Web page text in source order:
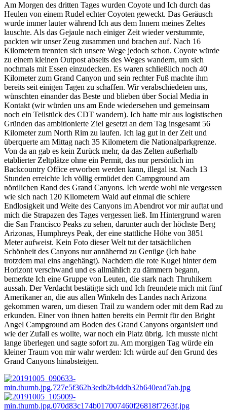
Am Morgen des dritten Tages wurden Coyote und Ich durch das
Heulen von einem Rudel echter Coyoten geweckt. Das Geräusch
wurde immer lauter während Ich aus dem Innern meines Zeltes
lauschte. Als das Gejaule nach einiger Zeit wieder verstummte,
packten wir unser Zeug zusammen und brachen auf. Nach 16
Kilometern trennten sich unsere Wege jedoch schon. Coyote würde
zu einem kleinen Outpost abseits des Weges wandern, um sich
nochmals mit Essen einzudecken. Es waren schließlich noch 40
Kilometer zum Grand Canyon und sein rechter Fuß machte ihm
bereits seit einigen Tagen zu schaffen. Wir verabschiedeten uns,
wünschten einander das Beste und blieben über Social Media in
Kontakt (wir würden uns am Ende wiedersehen und gemeinsam
noch ein Teilstück des CDT wandern). Ich hatte mir aus logistischen
Gründen das ambitionierte Ziel gesetzt an dem Tag insgesamt 56
Kilometer zum North Rim zu laufen. Ich lag gut in der Zeit und
überquerte am Mittag nach 35 Kilometern die Nationalparkgrenze.
Von da an gab es kein Zurück mehr, da das Zelten außerhalb
etablierter Zeltplätze ohne ein Permit, das nur persönlich im
Backcountry Office erworben werden kann, illegal ist. Nach 13
Stunden erreichte Ich völlig ermüdet den Campground am
nördlichen Rand des Grand Canyons. Ich werde wohl nie vergessen
wie sich nach 120 Kilometern Wald auf einmal die schiere
Endlosigkeit und Weite des Canyons im Abendrot vor mir auftat und
mich die Strapazen des Tages vergessen ließ. Im Hintergrund waren
die San Francisco Peaks zu sehen, darunter auch der höchste Berg
Arizonas, Humphreys Peak, der eine stattliche Höhe von 3851
Meter aufweist. Kein Foto dieser Welt tut der tatsächlichen
Schönheit des Canyons nur annähernd zu Genüge (Ich habe
trotzdem mal eins angehängt). Nachdem die rote Kugel hinter dem
Horizont verschwand und es allmählich zu dämmern begann,
bemerkte Ich eine Gruppe von Leuten, die stark nach Thruhikern
aussah. Der Verdacht bestätigte sich und Ich freundete mich mit fünf
Amerikaner an, die aus allen Winkeln des Landes nach Arizona
gekommen waren, um diesen Trail zu wandern oder mit dem Rad zu
erkunden. Einer von ihnen hatten bereits ein Permit für den Bright
Angel Campground am Boden des Grand Canyons organisiert und
wie der Zufall es wollte, war noch ein Platz übrig. Ich musste nicht
lange überlegen und sagte sofort zu. Am morgigen Tag würde ein
kleiner Traum von mir wahr werden: Ich würde auf den Grund des
Grand Canyons hinabsteigen.